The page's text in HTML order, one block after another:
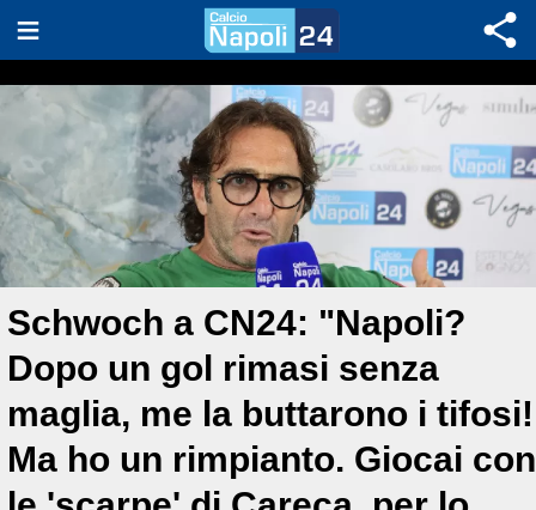
Schwoch a CN24: "Napoli?
Dopo un gol rimasi senza
maglia, me la buttarono i tifosi!
Ma ho un rimpianto. Giocai con